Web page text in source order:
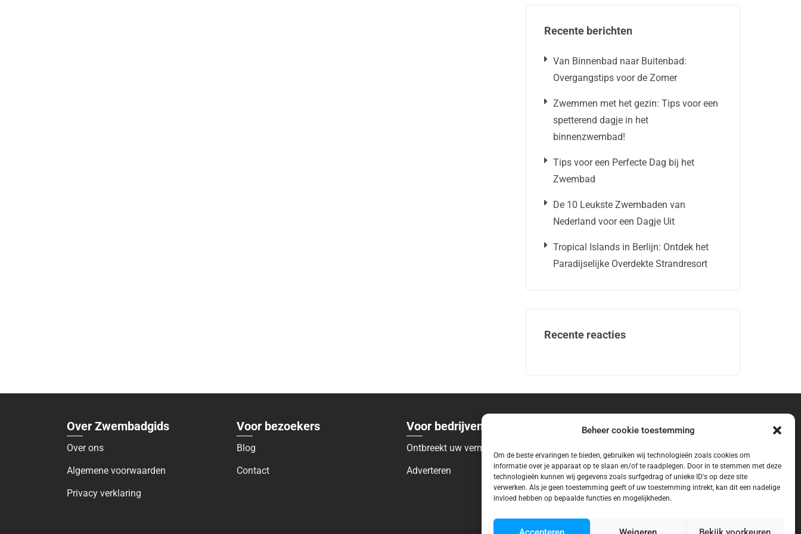
Beheer cookie toestemming
Om de beste ervaringen te bieden, gebruiken wij technologieën zoals cookies om
informatie over je apparaat op te slaan en/of te raadplegen. Door in te stemmen met deze
technologieën kunnen wij gegevens zoals surfgedrag of unieke ID's op deze site
verwerken. Als je geen toestemming geeft of uw toestemming intrekt, kan dit een nadelige
invloed hebben op bepaalde functies en mogelijkheden.
Recente berichten
Van Binnenbad naar Buitenbad:
Overgangstips voor de Zomer
Zwemmen met het gezin: Tips voor een
spetterend dagje in het
binnenzwembad!
Tips voor een Perfecte Dag bij het
Zwembad
De 10 Leukste Zwembaden van
Nederland voor een Dagje Uit
Tropical Islands in Berlijn: Ontdek het
Paradijselijke Overdekte Strandresort
Recente reacties
Over Zwembadgids
Over ons
Algemene voorwaarden
Privacy verklaring
Voor bezoekers
Blog
Contact
Voor bedrijven
Ontbreekt uw vermelding?
Adverteren